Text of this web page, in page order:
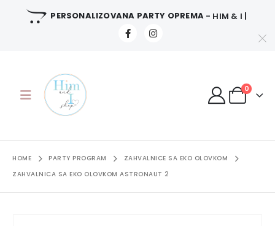
PERSONALIZOVANA PARTY OPREMA - HIM & I |
0
HOME PARTY PROGRAM
ZAHVALNICE SA EKO OLOVKOM
ZAHVALNICA SA EKO OLOVKOM ASTRONAUT 2